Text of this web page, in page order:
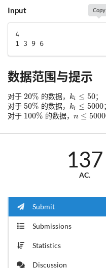
Input Copy
4
1 3 9 6
数据范围与提示
对于 的数据，
；
对于
的数据，
；
对于
的数据，
137
AC.
Submit
Submissions
Statistics
Discussion